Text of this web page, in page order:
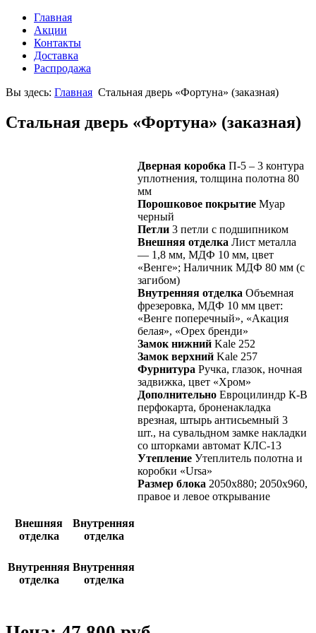
Главная
Акции
Контакты
Доставка
Распродажа
Вы здесь: Главная Стальная дверь «Фортуна» (заказная)
Стальная дверь «Фортуна» (заказная)
Дверная коробка П-5 – 3 контура
уплотнения, толщина полотна 80
мм
Порошковое покрытие Муар
черный
Петли 3 петли с подшипником
Внешняя отделка Лист металла
— 1,8 мм, МДФ 10 мм, цвет
«Венге»; Наличник МДФ 80 мм (с
загибом)
Внутренняя отделка Объемная
фрезеровка, МДФ 10 мм цвет:
«Венге поперечный», «Акация
белая», «Орех бренди»
Замок нижний Kale 252
Замок верхний Kale 257
Фурнитура Ручка, глазок, ночная
задвижка, цвет «Хром»
Дополнительно Евроцилиндр К-В
перфокарта, броненакладка
врезная, штырь антисьемный 3
шт., на сувальдном замке накладки
со шторками автомат КЛС-13
Утепление Утеплитель полотна и
коробки «Ursa»
Размер блока 2050х880; 2050х960,
правое и левое открывание
Внешняя
отделка
Внутренняя
отделка
Внутренняя
отделка
Внутренняя
отделка